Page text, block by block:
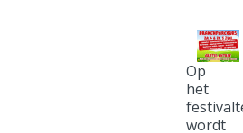
Op
het
wordt